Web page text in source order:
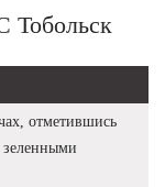
Тобольск
отметившись